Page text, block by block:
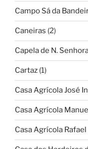
Campo Sá da
Caneiras (2)
Capela de N.
Cartaz (1)
Casa Agrícola José
Casa Agrícola
Casa Agrícola